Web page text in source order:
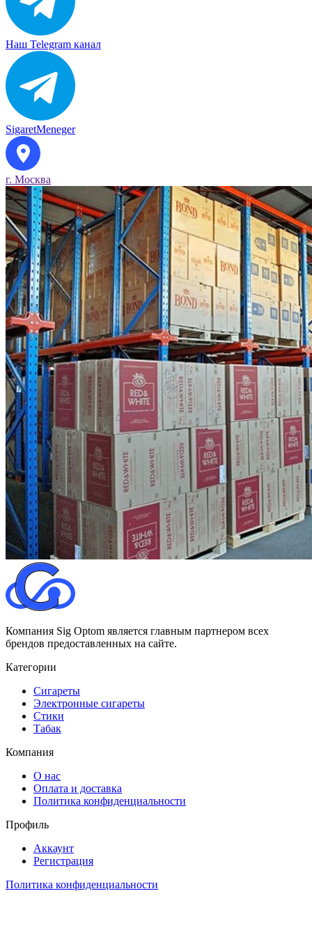
Наш Telegram канал
SigaretMeneger
г. Москва
Компания Sig Optom является главным партнером всех
брендов предоставленных на сайте.
Категории
Сигареты
Электронные сигареты
Стики
Табак
Компания
О нас
Оплата и доставка
Политика конфиденциальности
Профиль
Аккаунт
Регистрация
Политика конфиденциальности